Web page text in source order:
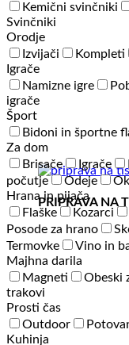
PRIPRAVA NA
Kemični svinčniki
Svinčniki
Orodje
Izvijači
Kompleti
Igrače
Namizne igre
igrače
Šport
Bidoni in športne
Za dom
Brisače
Igrače
počutje
Odeje
Hrana in pijača
Flaške
Kozarci
Posode za hrano
Termovke
Vino in
Majhna darila
Magneti
Obeski
trakovi
Prosti čas
Outdoor
Kuhinja